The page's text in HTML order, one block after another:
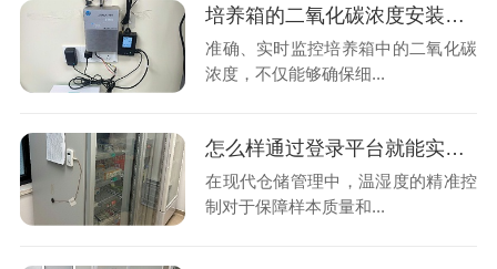
培养箱的二氧化碳浓度安装实时监控的意义是什么呢?26.7.16
准确、实时监控培养箱中的二氧化碳
浓度，不仅能够确保细...
怎么样通过登录平台就能实时查看到库房内的温湿度变化情况吗?26.7.10
在现代仓储管理中，温湿度的精准控
制对于保障样本质量和...